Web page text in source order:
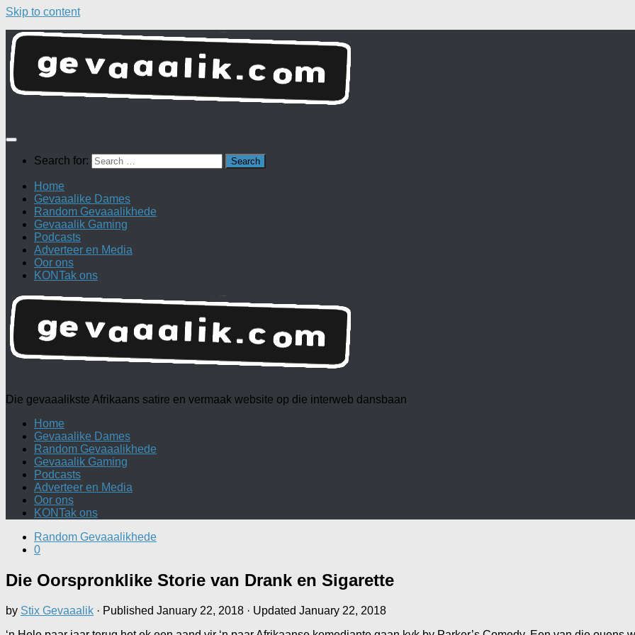
Skip to content
Search for:
Home
Gevaaalike Dames
Random Gevaaalikhede
Gevaaalik Gaming
Podcasts
Adverteer en Media
Oor ons
KONTak ons
Die gevaaalikste Afrikaans satire en vermaak website op die interweb dansbaan
Home
Gevaaalike Dames
Random Gevaaalikhede
Gevaaalik Gaming
Podcasts
Adverteer en Media
Oor ons
KONTak ons
Random Gevaaalikhede
0
Die Oorspronklike Storie van Drank en Sigarette
by Stix Gevaaalik · Published January 22, 2018 · Updated January 22, 2018